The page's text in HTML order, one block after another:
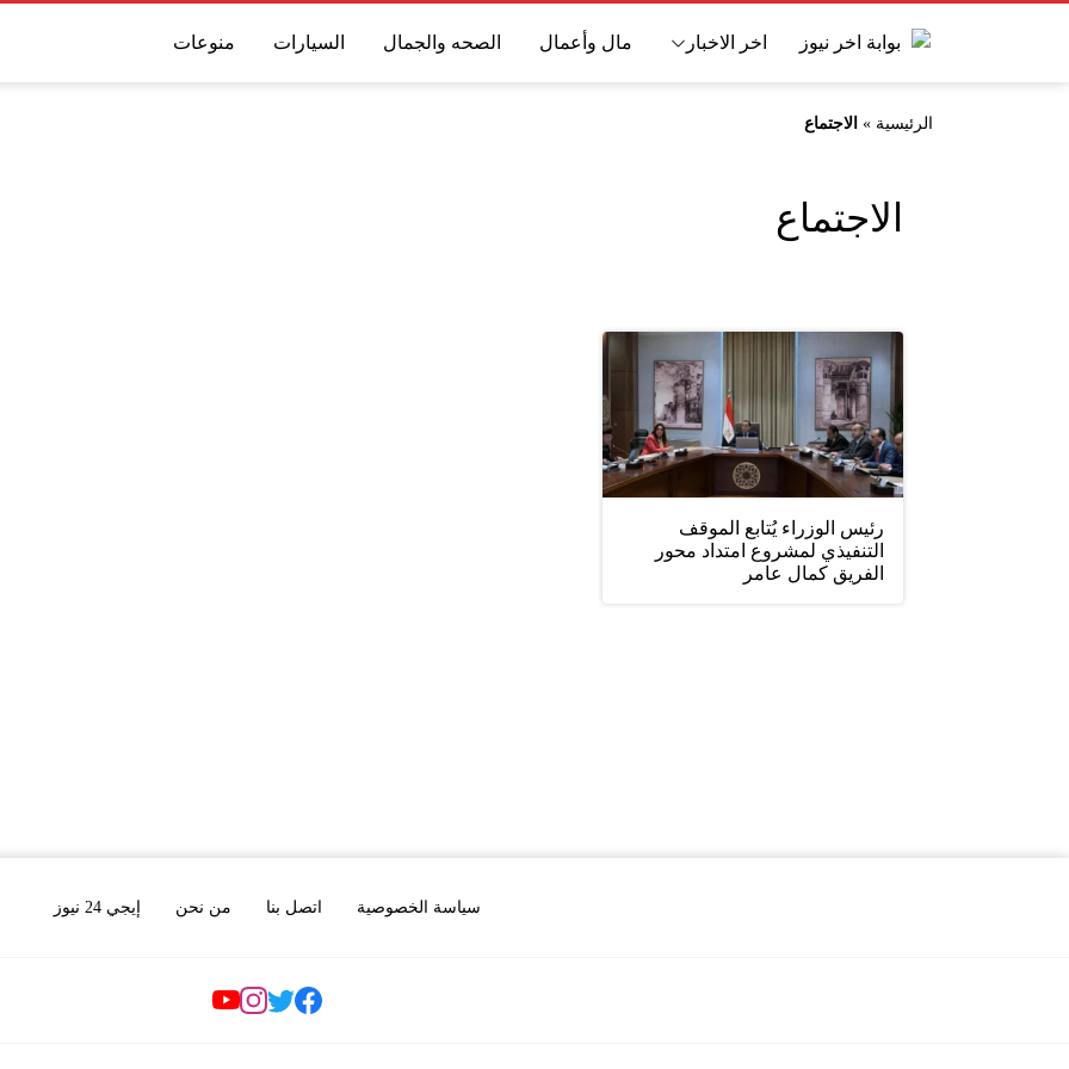
اخر الاخبار مال وأعمال الصحه والجمال السيارات منوعات
الرئيسية » الاجتماع
الاجتماع
رئيس الوزراء يُتابع الموقف
التنفيذي لمشروع امتداد محور
الفريق كمال عامر
سياسة الخصوصية اتصل بنا من نحن إيجي 24 نيوز